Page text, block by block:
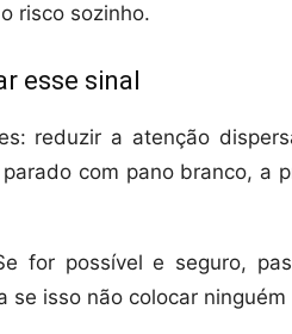
risco sozinho.
esse sinal
reduzir a atenção
com pano branco, a
for possível e seguro,
se isso não colocar ninguém